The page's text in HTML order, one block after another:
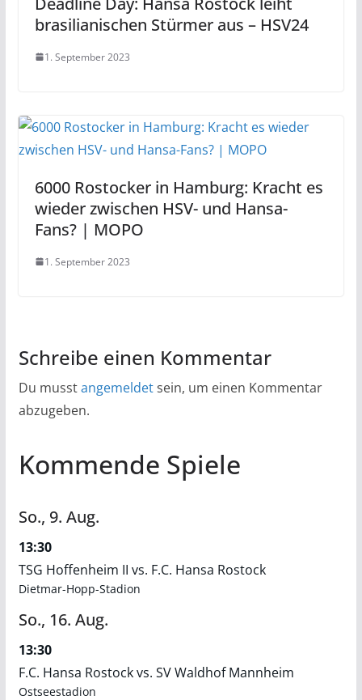
brasilianischen Stürmer aus – HSV24
1. September 2023
6000 Rostocker in Hamburg: Kracht es
wieder zwischen HSV- und Hansa-
Fans? | MOPO
1. September 2023
Schreibe einen Kommentar
Du musstangemeldetsein, um einen Kommentar
abzugeben.
Kommende Spiele
So., 9. Aug.
13:30
TSG Hoffenheim II vs. F.C. Hansa Rostock
Dietmar-Hopp-Stadion
So., 16. Aug.
13:30
F.C. Hansa Rostock vs. SV Waldhof Mannheim
Ostseestadion